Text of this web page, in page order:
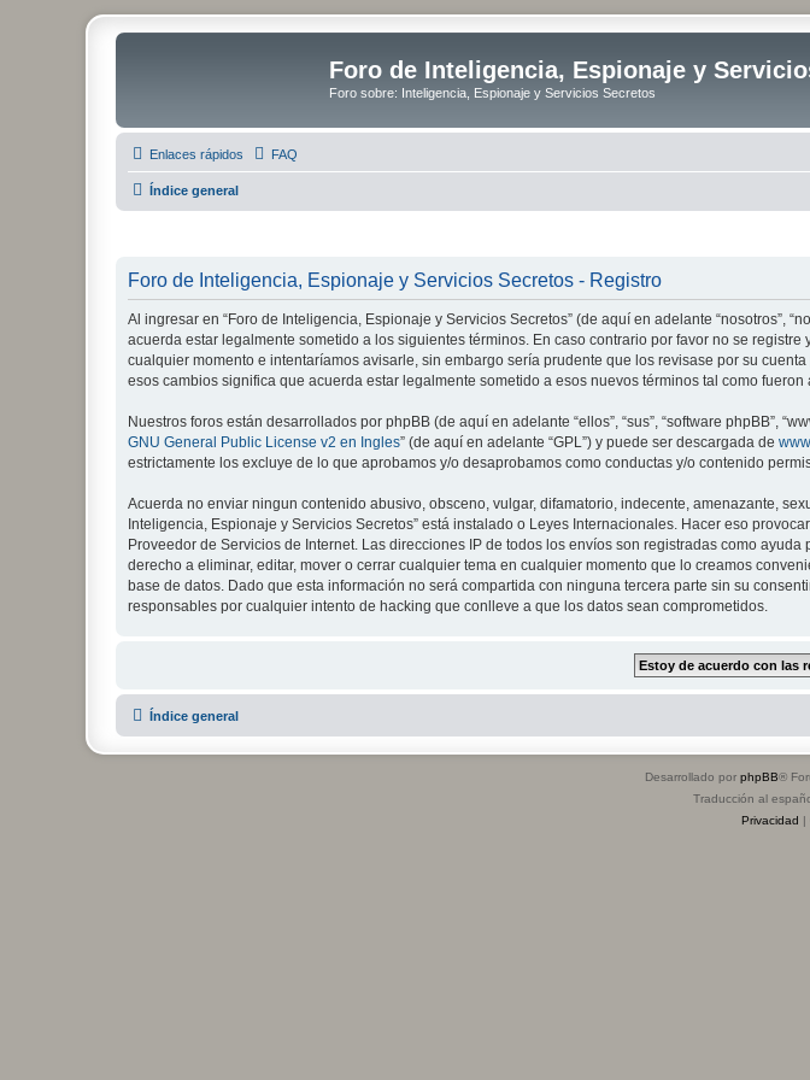
Foro de Inteligencia, Espionaje y
Foro sobre: Inteligencia, Espionaje y Servicios Secretos
Enlaces rápidos FAQ
Índice general
Foro de Inteligencia, Espionaje y Servicios Secretos - Registro
Al ingresar en “Foro de Inteligencia, Espionaje y Servicios Secretos” (de aquí en adelante “nosotros”,
acuerda estar legalmente sometido a los siguientes términos. En caso contrario por favor no se
cualquier momento e intentaríamos avisarle, sin embargo sería prudente que los revisase por su
esos cambios significa que acuerda estar legalmente sometido a esos nuevos términos tal como
Nuestros foros están desarrollados por phpBB (de aquí en adelante “ellos”, “sus”, “software phpBB”,
GNU General Public License v2 en Ingles” (de aquí en adelante “GPL”) y puede ser descargada de
estrictamente los excluye de lo que aprobamos y/o desaprobamos como conductas y/o contenido
Acuerda no enviar ningun contenido abusivo, obsceno, vulgar, difamatorio, indecente, amenazante,
Inteligencia, Espionaje y Servicios Secretos” está instalado o Leyes Internacionales. Hacer eso
Proveedor de Servicios de Internet. Las direcciones IP de todos los envíos son registradas como
derecho a eliminar, editar, mover o cerrar cualquier tema en cualquier momento que lo creamos
base de datos. Dado que esta información no será compartida con ninguna tercera parte sin su
responsables por cualquier intento de hacking que conlleve a que los datos sean comprometidos.
Índice general
Desarrollado por phpBB®
Traducción al
Privacidad |